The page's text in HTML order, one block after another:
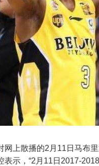
网上散播的2月11日马布
表示，“2月11日2017-